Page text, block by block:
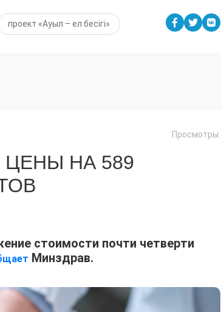
проект «Ауыл – ел бесігі»
Просмотры:
НА 589
стоимости почти четверти
Минздрав.